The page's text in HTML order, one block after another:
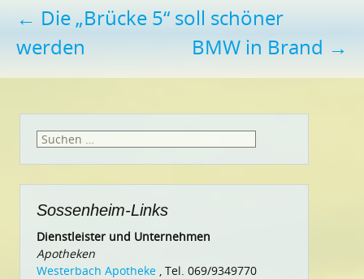
Beitragsnavigation
← Die „Brücke 5“ soll schöner
werden
BMW in Brand →
Suchen
Sossenheim-Links
Dienstleister und Unternehmen
Apotheken
Westerbach Apotheke , Tel. 069/9349770